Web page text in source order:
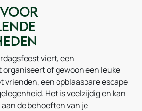
voor
viert, een
of gewoon een leuke
vrienden, een opblaasbare escape
Het is veelzijdig en kan
de behoeften van je